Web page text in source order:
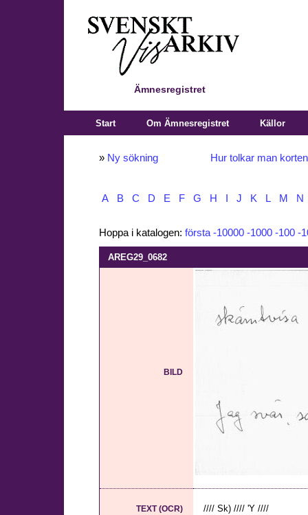
Ämnesregistret
Start Om Ämnesregistret Källor
» Ny sökning Hur tolkar man
A B C D E F G H J K L M N
Hoppa i katalogen: första -10000 -1000 -100 -
AREG29_0682
BILD
TEXT (OCR) //// Sk) //// 'Y ////